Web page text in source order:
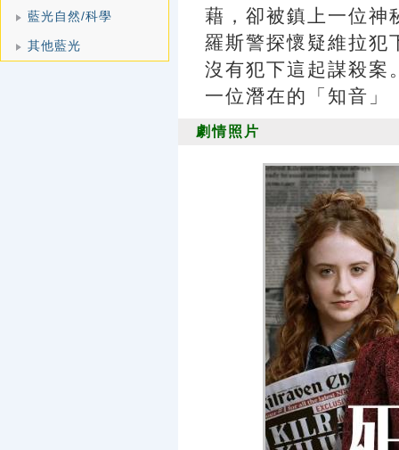
藍光自然/科學
其他藍光
藉，卻被鎮上一位神
羅斯警探懷疑維拉犯
沒有犯下這起謀殺案
一位潛在的「知音」
劇情照片